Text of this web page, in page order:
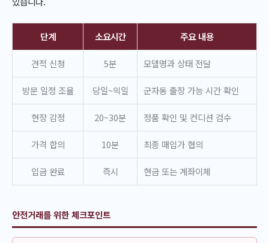
단계 소요시간 주요 내용
견적 신청 5분 모델명과 상태 전달
방문 일정 조율 당일~익일 군자동 출장 가능 시간 확인
현장 감정 20~30분 정품 확인 및 컨디션 검수
가격 합의 10분 최종 매입가 협의
입금 완료 즉시 현금 또는 계좌이체
안전거래를 위한 체크포인트